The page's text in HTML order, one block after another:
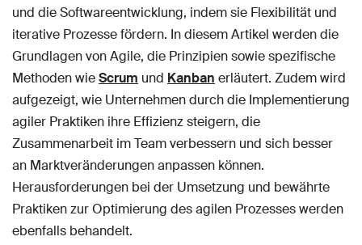
und die Softwareentwicklung, indem sie Flexibilität und
iterative Prozesse fördern. In diesem Artikel werden die
Grundlagen von Agile, die Prinzipien sowie spezifische
Methoden wieScrum und Kanban erläutert. Zudem wird
aufgezeigt, wie Unternehmen durch die Implementierung
agiler Praktiken ihre Effizienz steigern, die
Zusammenarbeit im Team verbessern und sich besser
an Marktveränderungen anpassen können.
Herausforderungen bei der Umsetzung und bewährte
Praktiken zur Optimierung des agilen Prozesses werden
ebenfalls behandelt.